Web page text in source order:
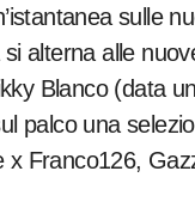
sulle
alterna alle
Blanco (data
palco una
x Franco126,